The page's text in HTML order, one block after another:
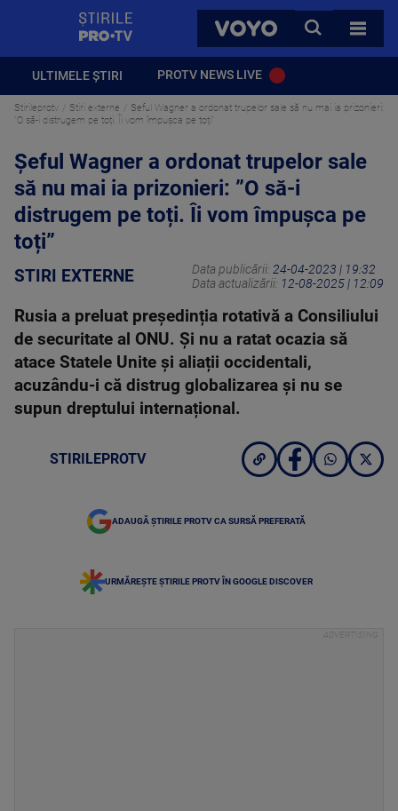
VOYO
CAUTA
TOATE
ULTIMELE ȘTIRI PROTV NEWS LIVE
Stirileprotv Stiri externe
Șeful Wagner a ordonat trupelor sale să nu mai ia prizonieri:
”O să-i distrugem pe toți. Îi vom împușca pe toți”
Șeful Wagner a ordonat trupelor sale
să nu mai ia prizonieri: ”O să-i
distrugem pe toți. Îi vom împușca pe
toți”
STIRI EXTERNE Data publicării: 24-04-2023 | 19:32
Data actualizării: 12-08-2025 | 12:09
Rusia a preluat președinția rotativă a Consiliului
de securitate al ONU. Și nu a ratat ocazia să
atace Statele Unite și aliații occidentali,
acuzându-i că distrug globalizarea și nu se
supun dreptului internațional.
STIRILEPROTV
ADAUGĂ ȘTIRILE PROTV CA SURSĂ PREFERATĂ
URMĂREȘTE ȘTIRILE PROTV ÎN GOOGLE DISCOVER